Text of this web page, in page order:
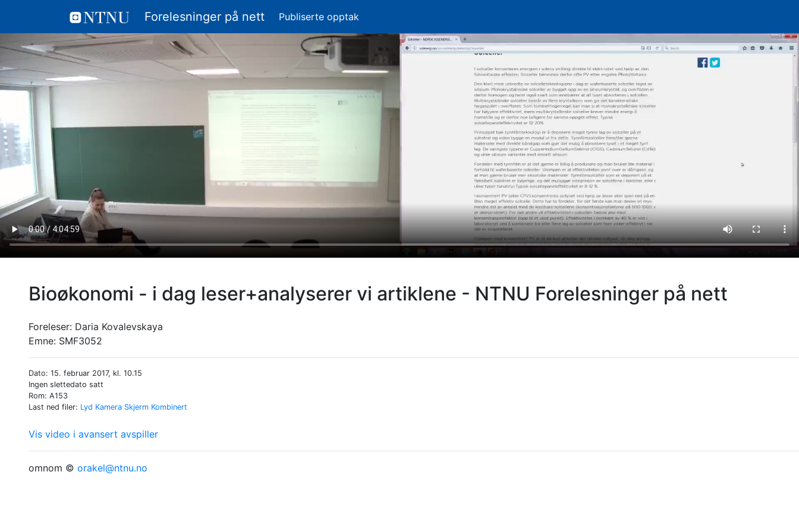
Forelesninger på nett Publiserte opptak
Bioøkonomi - i dag leser+analyserer vi artiklene - NTNU Forelesninger på nett
Foreleser: Daria Kovalevskaya
Emne: SMF3052
Dato: 15. februar 2017, kl. 10.15
Ingen slettedato satt
Rom: A153
Last ned filer: Lyd Kamera Skjerm Kombinert
Vis video i avansert avspiller
omnom © orakel@ntnu.no